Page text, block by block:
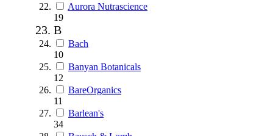
Aurora Nutrascience
19
B
Bach
10
Banyan Botanicals
12
BareOrganics
11
Barlean's
34